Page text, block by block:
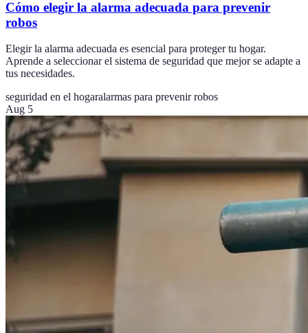
Cómo elegir la alarma adecuada para prevenir
robos
Elegir la alarma adecuada es esencial para proteger tu hogar.
Aprende a seleccionar el sistema de seguridad que mejor se adapte a
tus necesidades.
seguridad en el hogaralarmas para prevenir robos
Aug 5